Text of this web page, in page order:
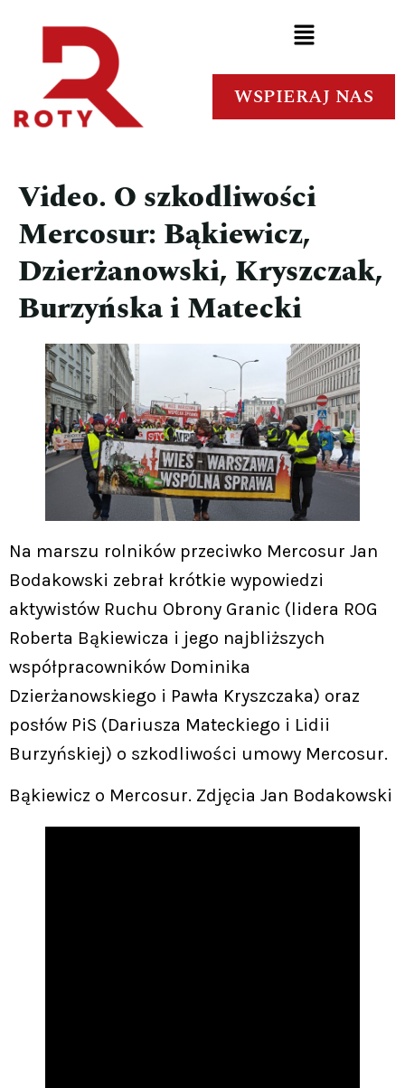
WSPIERAJ NAS
Video. O szkodliwości
Mercosur: Bąkiewicz,
Dzierżanowski, Kryszczak,
Burzyńska i Matecki
Na marszu rolników przeciwko Mercosur Jan
Bodakowski zebrał krótkie wypowiedzi
aktywistów Ruchu Obrony Granic (lidera ROG
Roberta Bąkiewicza i jego najbliższych
współpracowników Dominika
Dzierżanowskiego i Pawła Kryszczaka) oraz
posłów PiS (Dariusza Mateckiego i Lidii
Burzyńskiej) o szkodliwości umowy Mercosur.
Bąkiewicz o Mercosur. Zdjęcia Jan Bodakowski